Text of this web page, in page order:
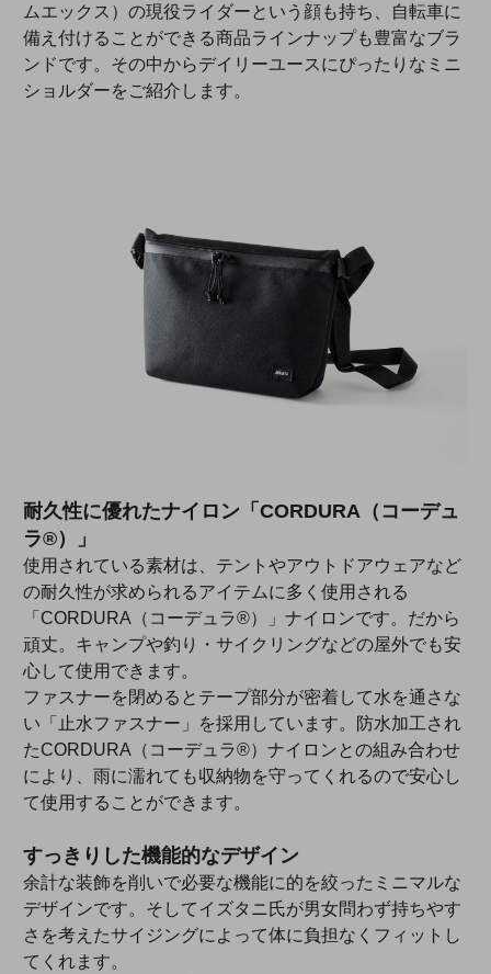
ムエックス）の現役ライダーという顔も持ち、自転車に
備え付けることができる商品ラインナップも豊富なブラ
ンドです。その中からデイリーユースにぴったりなミニ
ショルダーをご紹介します。
耐久性に優れたナイロン「CORDURA（コーデュ
ラ®）」
使用されている素材は、テントやアウトドアウェアなど
の耐久性が求められるアイテムに多く使用される
「CORDURA（コーデュラ®）」ナイロンです。だから
頑丈。キャンプや釣り・サイクリングなどの屋外でも安
心して使用できます。
ファスナーを閉めるとテープ部分が密着して水を通さな
い「止水ファスナー」を採用しています。防水加工され
たCORDURA（コーデュラ®）ナイロンとの組み合わせ
により、雨に濡れても収納物を守ってくれるので安心し
て使用することができます。
すっきりした機能的なデザイン
余計な装飾を削いで必要な機能に的を絞ったミニマルな
デザインです。そしてイズタニ氏が男女問わず持ちやす
さを考えたサイジングによって体に負担なくフィットし
てくれます。